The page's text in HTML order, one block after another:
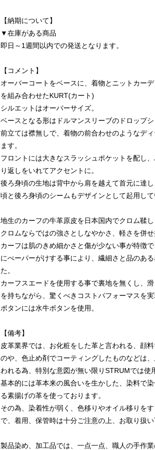
【納期について】
▼在庫がある商品
即日～1週間以内での発送となります。
【コメント】
オーバーコートをベースに、着物とニットカー
を組み合わせたKURT(カート)
シルエットはオーバーサイズ。
ベースとなる形はドルマンスリーブのドロップシ
前立ては襟無しで、着物の前合わせのようなデ
ます。
フロントには大きなスラッシュポケットを配し
り返しをいれてアクセントに。
後ろ身頃の生地は背中から肩を越えて首元に達
頃と後ろ身頃のシームもデザインとして起用して
地生のカーフの牛革原皮を日本国内でクロム鞣し
クロムならではの強さとしなやかさ、軽さを併せ
カーフは肌のきめ細かさと傷が少ない事が特徴
にぺーパーがけする事により、繊細さと品のあ
た。
カーフスエードを使用する事で裏地を無くし、
を持ちながら、驚くべきコストパフォーマスを実
ボタンには水牛ボタンを使用。
【備考】
皮革業界では、お化粧をした革と言われる、顔
のや、色止め剤でコーティングしたものなどは
われる為、特別な意図が無い限りSTRUMでは使
基本的には革本来の風合いを生かした、染料で
る素揚げの革を使っております。
その為、染着性が弱く、色移りやオイル移りを
で、着用、保管時は十分ご注意の上、お取り扱い
製品染め、加工品では、一点一点、職人の手作